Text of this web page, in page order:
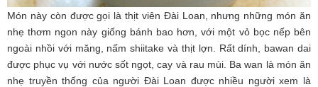
Món này còn được gọi là thịt viên Đài Loan, nhưng những món ăn
nhẹ thơm ngon này giống bánh bao hơn, với một vỏ bọc nếp bên
ngoài nhồi với măng, nấm shiitake và thịt lợn. Rất dính, bawan dai
được phục vụ với nước sốt ngọt, cay và rau mùi. Ba wan là món ăn
nhẹ truyền thống của người Đài Loan được nhiều người xem là